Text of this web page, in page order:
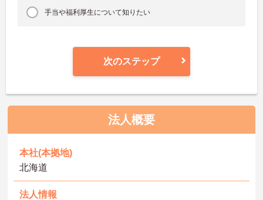
手当や福利厚生について知りたい
次のステップ
法人概要
本社(本拠地)
北海道
法人情報